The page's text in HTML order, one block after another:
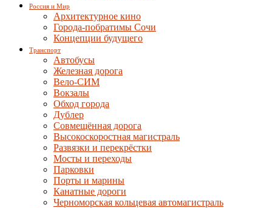
Россия и Мир
Архитектурное кино
Города-побратимы Сочи
Концепции будущего
Транспорт
Автобусы
Железная дорога
Вело-СИМ
Вокзалы
Обход города
Дублер
Совмещённая дорога
Высокоскоростная магистраль
Развязки и перекрёстки
Мосты и переходы
Парковки
Порты и марины
Канатные дороги
Черноморская кольцевая автомагистраль